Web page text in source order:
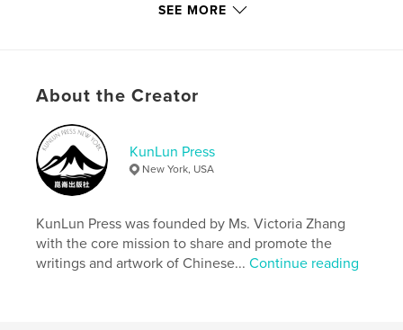
# of Pages:
ISBN
Softcover: 9781949927719
Publish Date:
LanguageChinese (Simplified)
Keywords
SEE MORE
About the Creator
KunLun Press
New York, USA
KunLun Press was founded by Ms. Victoria Zhang
with the core mission to share and promote the
writings and artwork of Chinese...Continue reading